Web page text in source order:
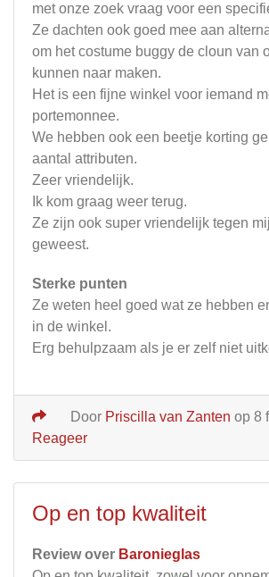
met onze zoek vraag voor een
Ze dachten ook goed mee aan
om het costume buggy de cloun van
kunnen naar maken.
Het is een fijne winkel voor iemand
portemonnee.
We hebben ook een beetje korting
aantal attributen.
Zeer vriendelijk.
Ik kom graag weer terug.
Ze zijn ook super vriendelijk tegen
geweest.
Sterke punten
Ze weten heel goed wat ze hebben
in de winkel.
Erg behulpzaam als je er zelf niet
Door Priscilla van Zanten op 8
Reageer
Op en top kwaliteit
Review over Baronieglas